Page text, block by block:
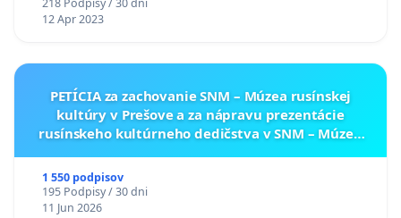
12 Apr 2023
PETÍCIA za zachovanie SNM – Múzea rusínskej
kultúry v Prešove a za nápravu prezentácie
rusínskeho kultúrneho dedičstva v SNM – Múzeu
1 550 podpisov
195 Podpisy / 30 dni
11 Jun 2026